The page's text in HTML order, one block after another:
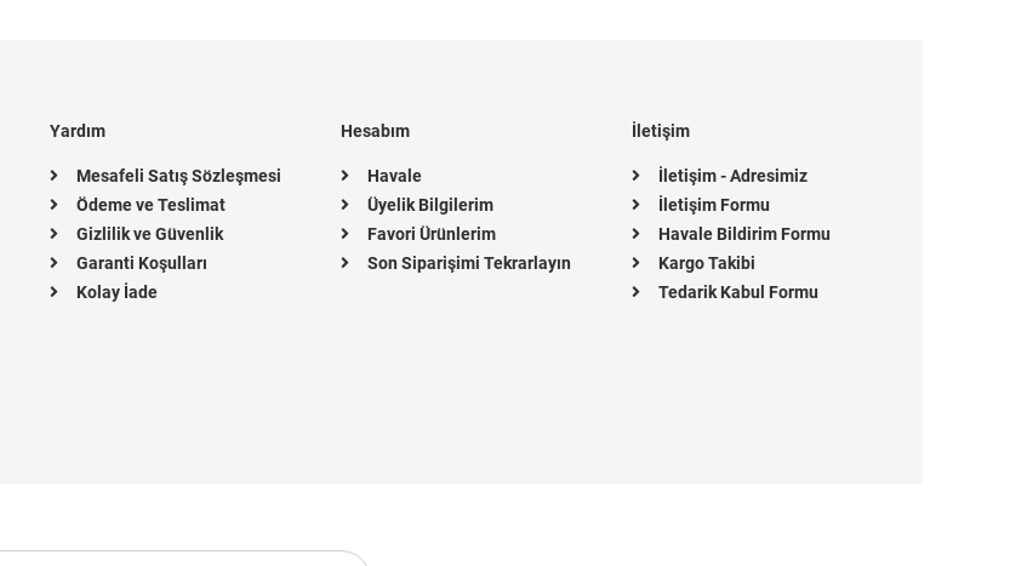
Yardım
Mesafeli Satış Sözleşmesi
Ödeme ve Teslimat
Gizlilik ve Güvenlik
Garanti Koşulları
Kolay İade
Hesabım
Havale
Üyelik Bilgilerim
Favori Ürünlerim
Son Siparişimi Tekrarlayın
İletişim
İletişim - Adresimiz
İletişim Formu
Havale Bildirim Formu
Kargo Takibi
Tedarik Kabul Formu